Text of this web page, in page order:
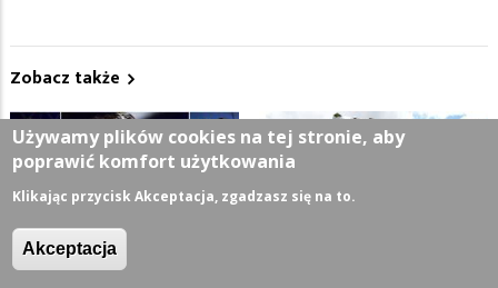
Zobacz także
Używamy plików cookies na tej stronie, aby
poprawić komfort użytkowania
Klikając przycisk Akceptacja, zgadzasz się na to.
Akceptacja